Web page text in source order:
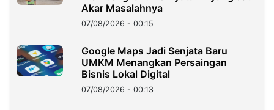
Akar Masalahnya
07/08/2026 - 00:15
Google Maps Jadi Senjata Baru
UMKM Menangkan Persaingan
Bisnis Lokal Digital
07/08/2026 - 00:13